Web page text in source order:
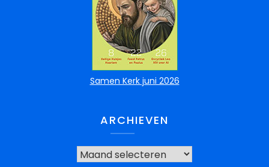
Samen Kerk juni 2026
ARCHIEVEN